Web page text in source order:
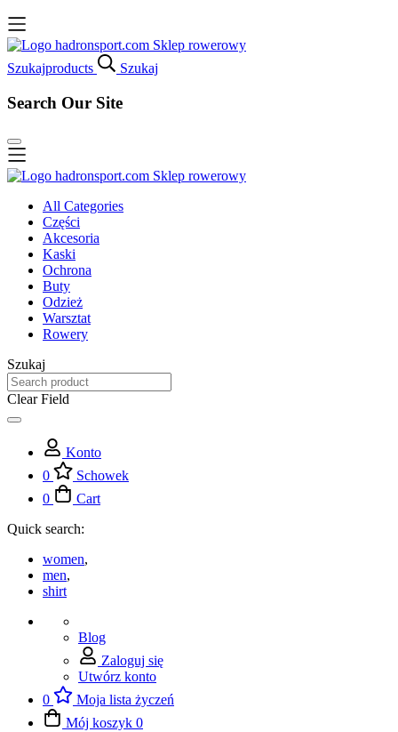
Szukajproducts Szukaj
Search Our Site
All Categories
Części
Akcesoria
Kaski
Ochrona
Buty
Odzież
Warsztat
Rowery
Szukaj
Clear Field
Konto
0
Schowek
0
Cart
Quick search:
women,
men,
shirt
Blog
Zaloguj się
Utwórz konto
0
Moja lista życzeń
Mój koszyk 0